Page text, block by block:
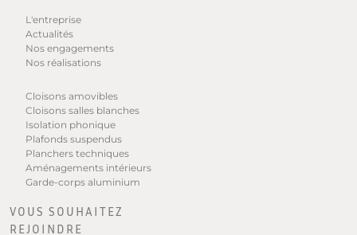
L'entreprise
Actualités
Nos engagements
Nos réalisations
Cloisons amovibles
Cloisons salles blanches
Isolation phonique
Plafonds suspendus
Planchers techniques
Aménagements intérieurs
Garde-corps aluminium
VOUS SOUHAITEZ
REJOINDRE